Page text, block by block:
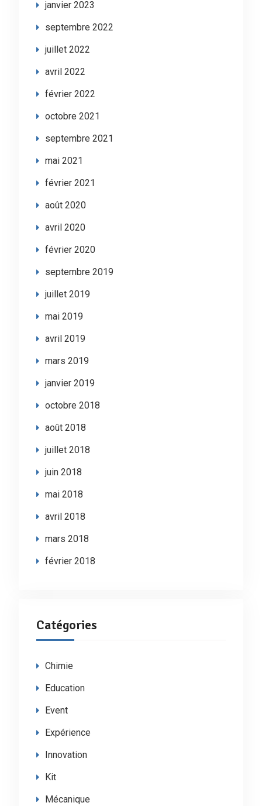
janvier 2023
septembre 2022
juillet 2022
avril 2022
février 2022
octobre 2021
septembre 2021
mai 2021
février 2021
août 2020
avril 2020
février 2020
septembre 2019
juillet 2019
mai 2019
avril 2019
mars 2019
janvier 2019
octobre 2018
août 2018
juillet 2018
juin 2018
mai 2018
avril 2018
mars 2018
février 2018
Catégories
Chimie
Education
Event
Expérience
Innovation
Kit
Mécanique